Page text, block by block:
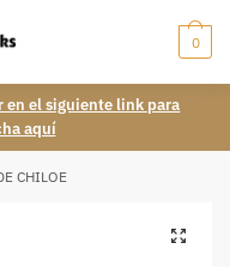
0
en el siguiente link para
aquí
CHILOE